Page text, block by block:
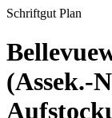
Schriftgut Plan
(Assek.-